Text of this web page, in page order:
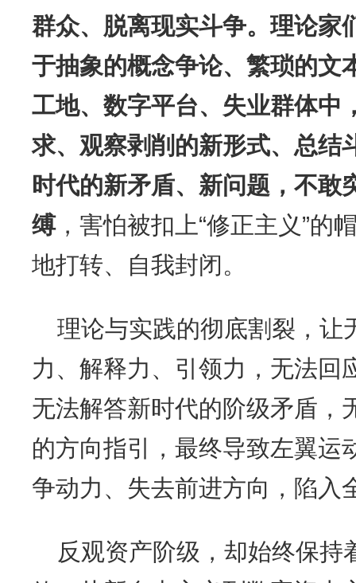
群众、脱离现实斗争。理论家
于抽象的概念争论、繁琐的文
工地、数字平台、失业群体中
求、观察剥削的新形式、总结
时代的新矛盾、新问题，不敢
缚，害怕被扣上“修正主义”的
地打转、自我封闭。
理论与实践的彻底割裂，让
力、解释力、引领力，无法回
无法解答新时代的阶级矛盾，
的方向指引，最终导致左翼运
争动力、失去前进方向，陷入
反观资产阶级，却始终保持